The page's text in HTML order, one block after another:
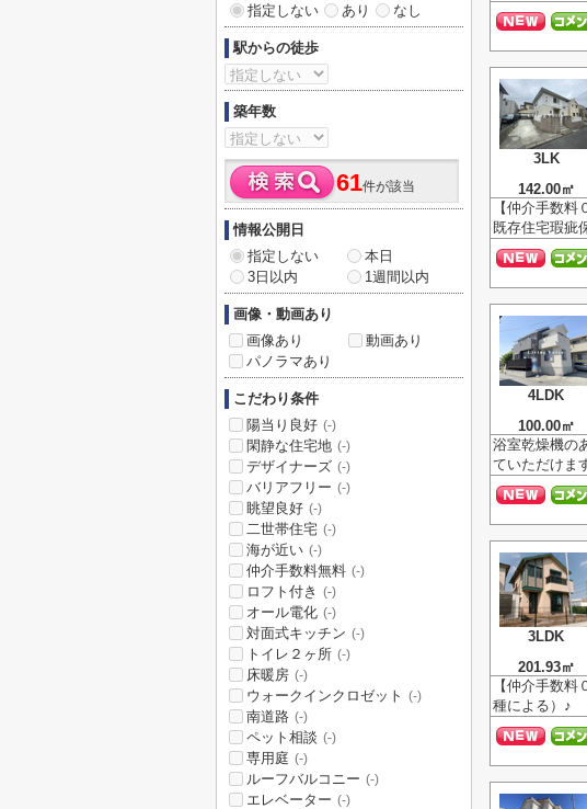
3LK
142.00㎡
【仲介手数
既存住宅瑕
4LDK
100.00㎡
浴室乾燥機の
ていただけま
3LDK
201.93㎡
【仲介手数
種による）♪
指定しない
あり なし
駅からの徒歩
築年数
61件が該当
情報公開日
指定しない
本日
3日以内
1週間以内
画像・動画あり
画像あり
動画あり
パノラマあり
こだわり条件
陽当り良好 (-)
閑静な住宅地 (-)
デザイナーズ (-)
バリアフリー (-)
眺望良好 (-)
二世帯住宅 (-)
海が近い (-)
仲介手数料無料 (-)
ロフト付き (-)
オール電化 (-)
対面式キッチン (-)
トイレ２ヶ所 (-)
床暖房 (-)
ウォークインクロゼット (-)
南道路 (-)
ペット相談 (-)
専用庭 (-)
ルーフバルコニー (-)
エレベーター (-)